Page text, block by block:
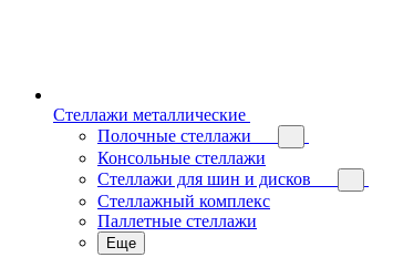
Стеллажи металлические
Полочные стеллажи
Консольные стеллажи
Стеллажи для шин и дисков
Стеллажный комплекс
Паллетные стеллажи
Еще